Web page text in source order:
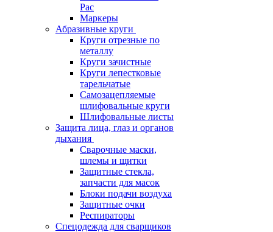
Pac
Маркеры
Абразивные круги
Круги отрезные по
металлу
Круги зачистные
Круги лепестковые
тарельчатые
Самозацепляемые
шлифовальные круги
Шлифовальные листы
Защита лица, глаз и органов
дыхания
Сварочные маски,
шлемы и щитки
Защитные стекла,
запчасти для масок
Блоки подачи воздуха
Защитные очки
Респираторы
Спецодежда для сварщиков